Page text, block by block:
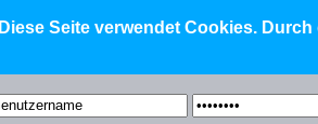
Diese Seite verwendet Cookies.